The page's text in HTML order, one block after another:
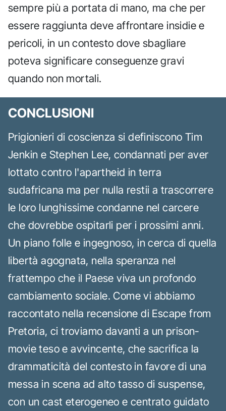
sempre più a portata di mano, ma che per
essere raggiunta deve affrontare insidie e
pericoli, in un contesto dove sbagliare
poteva significare conseguenze gravi
quando non mortali.
CONCLUSIONI
Prigionieri di coscienza si definiscono Tim
Jenkin e Stephen Lee, condannati per aver
lottato contro l'apartheid in terra
sudafricana ma per nulla restii a trascorrere
le loro lunghissime condanne nel carcere
che dovrebbe ospitarli per i prossimi anni.
Un piano folle e ingegnoso, in cerca di quella
libertà agognata, nella speranza nel
frattempo che il Paese viva un profondo
cambiamento sociale. Come vi abbiamo
raccontato nella recensione di Escape from
Pretoria, ci troviamo davanti a un prison-
movie teso e avvincente, che sacrifica la
drammaticità del contesto in favore di una
messa in scena ad alto tasso di suspense,
con un cast eterogeneo e centrato guidato